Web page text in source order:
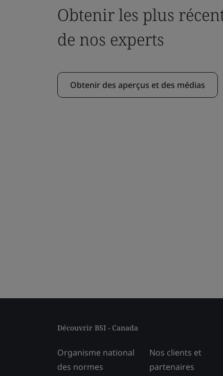
Obtenir les plus
de nos experts
Obtenir des aperçus et des médias
Découvrir BSI - Canada
Organisme national
des normes
Nos clients et
partenaires